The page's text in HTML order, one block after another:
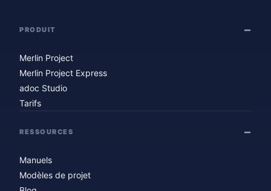
PRODUIT
Merlin Project
Merlin Project Express
adoc Studio
Tarifs
RESSOURCES
Manuels
Modèles de projet